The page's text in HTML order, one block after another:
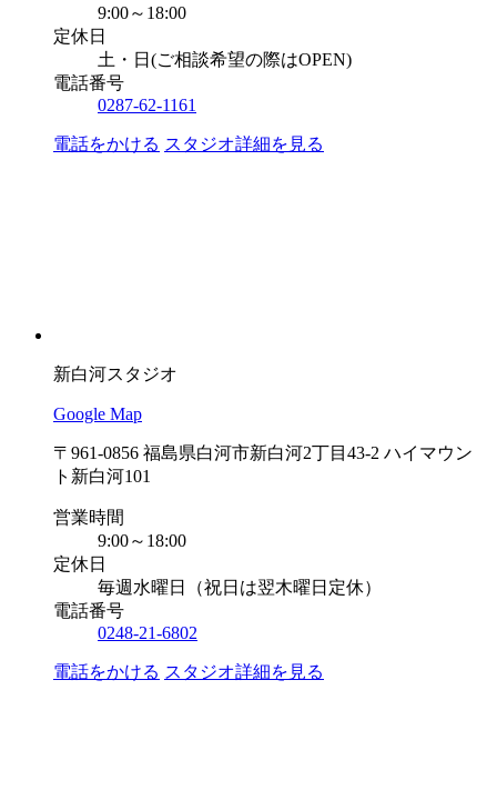
9:00～18:00
定休日
土・日(ご相談希望の際はOPEN)
電話番号
0287-62-1161
電話をかける スタジオ詳細を見る
新白河スタジオ
Google Map
〒961-0856 福島県白河市新白河2丁目43-2 ハイマウン
ト新白河101
営業時間
9:00～18:00
定休日
毎週水曜日（祝日は翌木曜日定休）
電話番号
0248-21-6802
電話をかける スタジオ詳細を見る